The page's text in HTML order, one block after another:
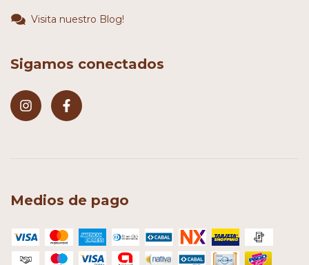
Visita nuestro Blog!
Sigamos conectados
Medios de pago